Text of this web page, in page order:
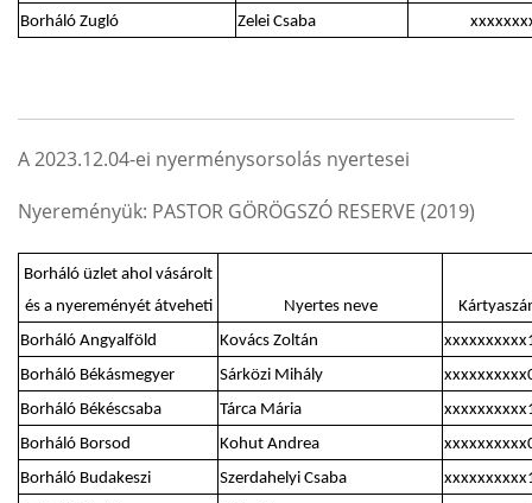
Borháló Zugló
Zelei Csaba
A 2023.12.04-ei nyerménysorsolás nyertesei
Nyereményük: PASTOR GÖRÖGSZÓ RESERVE (2019)
Borháló üzlet ahol vásárolt
és a nyereményét átveheti
Nyertes neve
Borháló Angyalföld
Kovács Zoltán
Borháló Békásmegyer
Sárközi Mihály
Borháló Békéscsaba
Tárca Mária
Borháló Borsod
Kohut Andrea
Borháló Budakeszi
Szerdahelyi Csaba